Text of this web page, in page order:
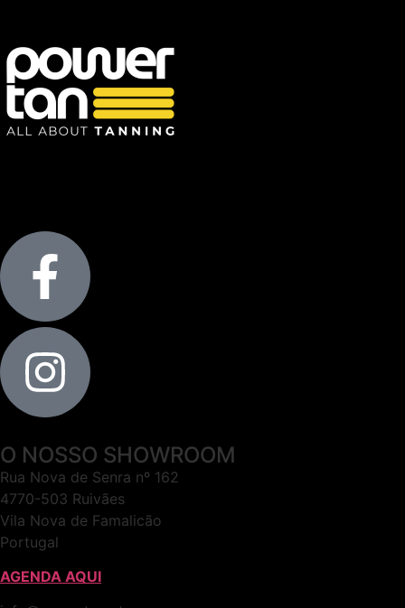
O NOSSO SHOWROOM
Rua Nova de Senra nº 162
4770-503 Ruivães
Vila Nova de Famalicão
Portugal
AGENDA AQUI